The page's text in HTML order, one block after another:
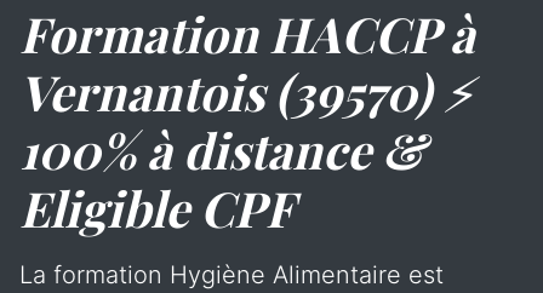
Formation HACCP à
Vernantois (39570) ⚡
100% à distance &
Eligible CPF
La formation Hygiène Alimentaire est